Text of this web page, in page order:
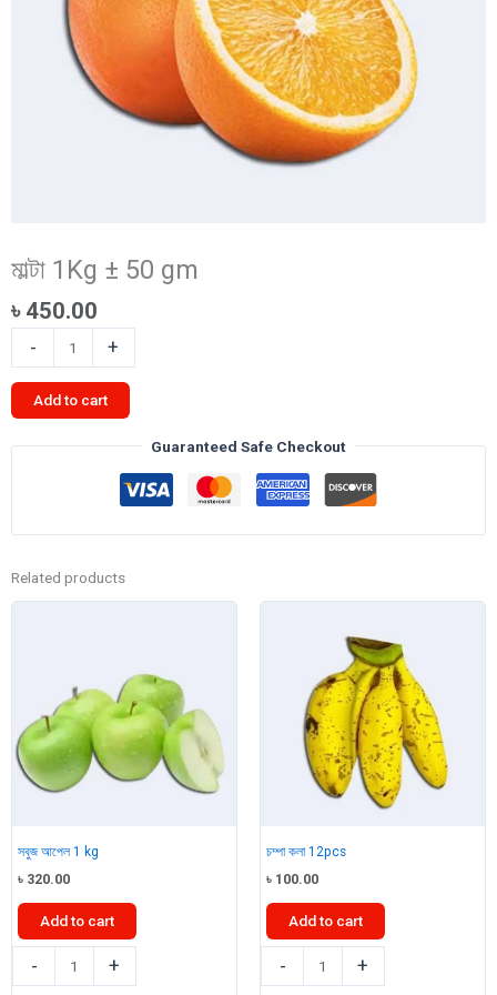
মাল্টা 1Kg ± 50 gm
৳ 450.00
-
1Kg
±
50
+
Add to cart
Guaranteed Safe Checkout
Related products
সবুজ আপেল 1 kg
৳ 320.00
Add to cart
-
আপেল
+
চম্পা কলা 12pcs
৳ 100.00
Add to cart
-
কলা
+